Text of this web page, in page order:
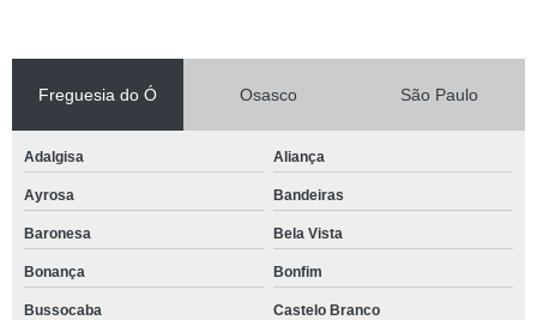
Freguesia do Ó Osasco São Paulo
Adalgisa Aliança
Ayrosa Bandeiras
Baronesa Bela Vista
Bonança Bonfim
Bussocaba Castelo Branco